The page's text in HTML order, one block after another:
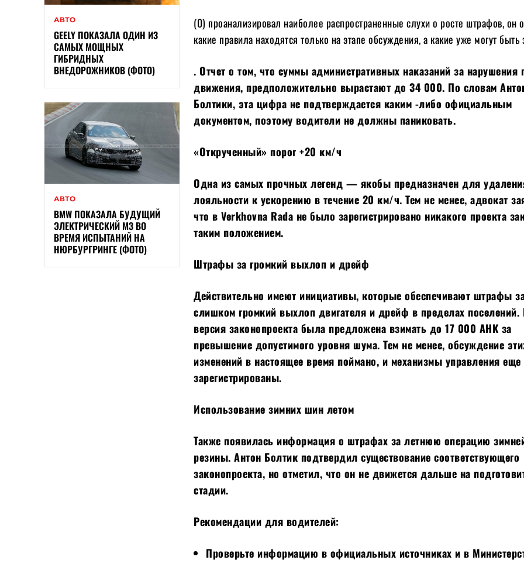
АВТО
GEELY ПОКАЗАЛА ОДИН ИЗ
САМЫХ МОЩНЫХ
ГИБРИДНЫХ
ВНЕДОРОЖНИКОВ (ФОТО)
АВТО
BMW ПОКАЗАЛА БУДУЩИЙ
ЭЛЕКТРИЧЕСКИЙ M3 ВО
ВРЕМЯ ИСПЫТАНИЙ НА
НЮРБУРГРИНГЕ (ФОТО)
(0) проанализировал наиболее распространенные слухи о росте штрафов, он
какие правила находятся только на этапе обсуждения, а какие уже могут быть
. Отчет о том, что суммы административных наказаний за нарушения
движения, предположительно вырастают до 34 000. По словам
Болтики, эта цифра не подтверждается каким -либо официальным
документом, поэтому водители не должны паниковать.
«Открученный» порог +20 км/ч
Одна из самых прочных легенд — якобы предназначен для
лояльности к ускорению в течение 20 км/ч. Тем не менее, адвокат
что в Verkhovna Rada не было зарегистрировано никакого проекта
таким положением.
Штрафы за громкий выхлоп и дрейф
Действительно имеют инициативы, которые обеспечивают штрафы
слишком громкий выхлоп двигателя и дрейф в пределах поселений.
версия законопроекта была предложена взимать до 17 000 АНК за
превышение допустимого уровня шума. Тем не менее, обсуждение
изменений в настоящее время поймано, и механизмы управления
зарегистрированы.
Использование зимних шин летом
Также появилась информация о штрафах за летнюю операцию
резины. Антон Болтик подтвердил существование соответствующего
законопроекта, но отметил, что он не движется дальше на
стадии.
Рекомендации для водителей:
Проверьте информацию в официальных источниках и в